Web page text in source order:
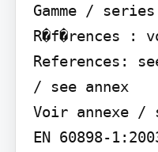
Gamme /
R�f�rences :
References:
/ see annex
Voir annexe /
EN 60898-